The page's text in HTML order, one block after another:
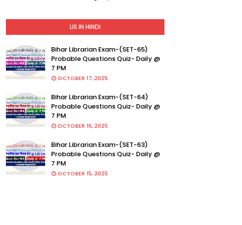
LIS IN HINDI
Bihar Librarian Exam-(SET-65)
Probable Questions Quiz- Daily @
7 PM
OCTOBER 17, 2025
Bihar Librarian Exam-(SET-64)
Probable Questions Quiz- Daily @
7 PM
OCTOBER 16, 2025
Bihar Librarian Exam-(SET-63)
Probable Questions Quiz- Daily @
7 PM
OCTOBER 15, 2025